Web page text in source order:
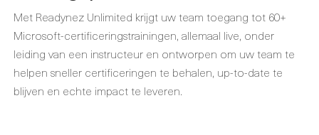
Met Readynez Unlimited krijgt uw team toegang tot 60+
Microsoft-certificeringstrainingen, allemaal live, onder
leiding van een instructeur en ontworpen om uw team te
helpen sneller certificeringen te behalen, up-to-date te
blijven en echte impact te leveren.